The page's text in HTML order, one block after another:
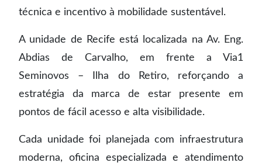
técnica e incentivo à mobilidade sustentável.
A unidade de Recife está localizada na Av. Eng.
Abdias de Carvalho, em frente a Via1
Seminovos – Ilha do Retiro, reforçando a
estratégia da marca de estar presente em
pontos de fácil acesso e alta visibilidade.
Cada unidade foi planejada com infraestrutura
moderna, oficina especializada e atendimento